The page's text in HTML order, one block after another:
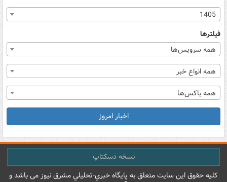
1405
فیلترها
همه سرویس‌ها
همه انواع خبر
همه باکس‌ها
اخبار امروز
نسخه دسکتاپ
کليه حقوق اين سايت متعلق به پایگاه خبري-تحليلي مشرق نيوز می باشد و